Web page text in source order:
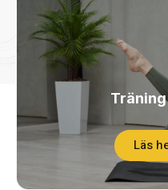
Läs